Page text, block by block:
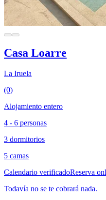
Casa Loarre
La Iruela
(0)
Alojamiento entero
4 - 6 personas
3 dormitorios
5 camas
Calendario verificadoReserva
Todavía no se te cobrará nada.